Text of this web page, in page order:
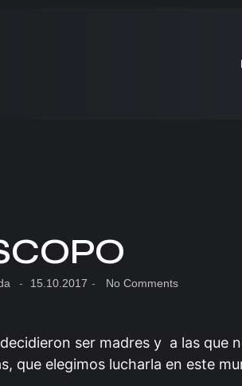
- 15.10.2017 - No Comments
ser madres y a las que
que elegimos lucharla en este